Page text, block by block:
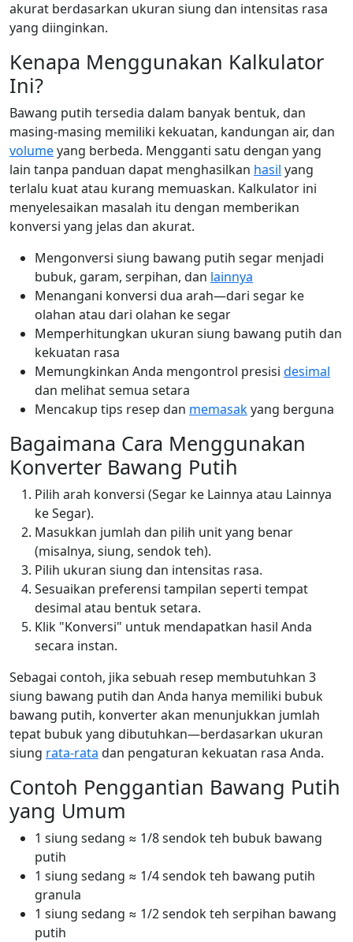
akurat berdasarkan ukuran siung dan intensitas rasa
yang diinginkan.
Kenapa Menggunakan Kalkulator
Ini?
Bawang putih tersedia dalam banyak bentuk, dan
masing-masing memiliki kekuatan, kandungan air, dan
volumeyang berbeda. Mengganti satu dengan yang
lain tanpa panduan dapat menghasilkan hasil yang
terlalu kuat atau kurang memuaskan. Kalkulator ini
menyelesaikan masalah itu dengan memberikan
konversi yang jelas dan akurat.
Mengonversi siung bawang putih segar menjadi
bubuk, garam, serpihan, dan lainnya
Menangani konversi dua arah—dari segar ke
olahan atau dari olahan ke segar
Memperhitungkan ukuran siung bawang putih dan
kekuatan rasa
Memungkinkan Anda mengontrol presisi desimal
dan melihat semua setara
Mencakup tips resep dan memasakyang berguna
Bagaimana Cara Menggunakan
Konverter Bawang Putih
Pilih arah konversi (Segar ke Lainnya atau Lainnya
ke Segar).
Masukkan jumlah dan pilih unit yang benar
(misalnya, siung, sendok teh).
Pilih ukuran siung dan intensitas rasa.
Sesuaikan preferensi tampilan seperti tempat
desimal atau bentuk setara.
Klik "Konversi" untuk mendapatkan hasil Anda
secara instan.
Sebagai contoh, jika sebuah resep membutuhkan 3
siung bawang putih dan Anda hanya memiliki bubuk
bawang putih, konverter akan menunjukkan jumlah
tepat bubuk yang dibutuhkan—berdasarkan ukuran
siung rata-rata dan pengaturan kekuatan rasa Anda.
Contoh Penggantian Bawang Putih
yang Umum
1 siung sedang ≈ 1/8 sendok teh bubuk bawang
putih
1 siung sedang ≈ 1/4 sendok teh bawang putih
granula
1 siung sedang ≈ 1/2 sendok teh serpihan bawang
putih